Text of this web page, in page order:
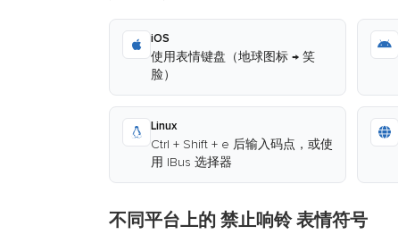
iOS
使用表情键盘（地球图标 → 笑
脸）
Linux
Ctrl + Shift + e 后输入码点，或使
用 IBus 选择器
不同平台上的 禁止响铃 表情符号